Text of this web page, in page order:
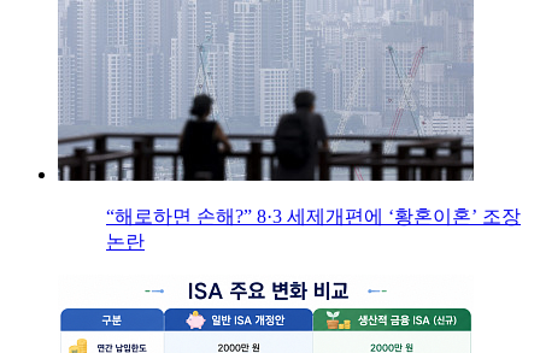
“해로하면 손해?” 8·3 세제개편에 ‘황혼이혼’ 조장
논란